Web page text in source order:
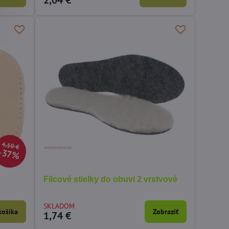
4,10 €
37%
Filcové stielky do obuvi 2 vrstvové
SKLADOM
1,74 € Zobraziť